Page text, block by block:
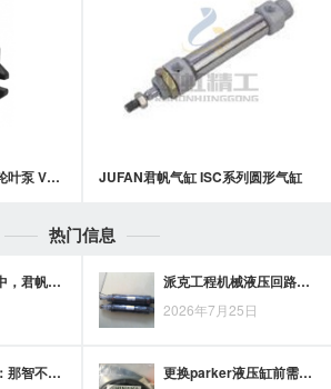
EALY弋力叶片泵 变量型轮叶泵 VPE系列低压变量叶片泵 JUFAN君帆气缸 ISC系列圆形气缸
热门信息
企业设备应用中，君帆油缸的综合优势体现在哪些方面 派克工程机械液压回路中插装阀的作用与控制需求分析
2026年7月25日
降低故障风险：那智不二越电动液压泵的选型与维护要点 更换parker液压缸前需提供哪些资料？型号、尺寸、工况及故障现象要明确